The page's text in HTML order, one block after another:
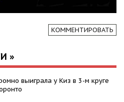
КОММЕНТИРОВАТЬ
»
выиграла у Киз в 3-м круге